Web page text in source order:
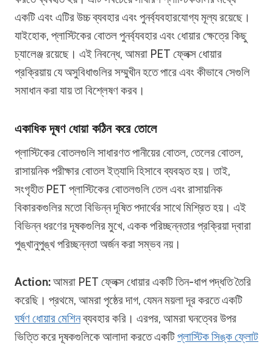
একটি এবং এটির উচ্চ ব্যবহার এবং পুনর্ব্যবহারযোগ্য মূল্য রয়েছে।
যাইহোক, প্লাস্টিকের বোতল পুনর্ব্যবহার এবং ধোয়ার ক্ষেত্রে কিছু
চ্যালেঞ্জ রয়েছে। এই নিবন্ধে, আমরা PET ফ্লেক্স ধোয়ার
প্রক্রিয়ায় যে অসুবিধাগুলির সম্মুখীন হতে পারে এবং কীভাবে সেগুলি
সমাধান করা যায় তা বিশ্লেষণ করব।
একাধিক দূষণ ধোয়া কঠিন করে তোলে
প্লাস্টিকের বোতলগুলি সাধারণত পানীয়ের বোতল, তেলের বোতল,
রাসায়নিক পরীক্ষার বোতল ইত্যাদি হিসাবে ব্যবহৃত হয়। তাই,
সংগৃহীত PET প্লাস্টিকের বোতলগুলি তেল এবং রাসায়নিক
বিকারকগুলির মতো বিভিন্ন দূষিত পদার্থের সাথে মিশ্রিত হয়। এই
বিভিন্ন ধরণের দূষকগুলির মুখে, একক পরিচ্ছন্নতার প্রক্রিয়া দ্বারা
পুঙ্খানুপুঙ্খ পরিচ্ছন্নতা অর্জন করা সম্ভব নয়।
Action:আমরা PET ফ্লেক্স ধোয়ার একটি তিন-ধাপ পদ্ধতি তৈরি
করেছি। প্রথমে, আমরা পৃষ্ঠের দাগ, যেমন ময়লা দূর করতে একটি
ঘর্ষণ ধোয়ার মেশিনব্যবহার করি। এরপর, আমরা ঘনত্বের উপর
ভিত্তি করে দূষকগুলিকে আলাদা করতে একটিপ্লাস্টিক সিঙ্ক ফ্লোট